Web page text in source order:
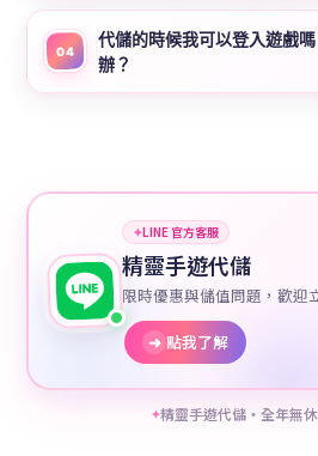
04
代儲的時候我可以登入遊戲
辦？
✦LINE 官方客服
精靈手遊代儲
限時優惠與儲值問題，歡迎
➜ 點我了解
✦精靈手遊代儲・全年無